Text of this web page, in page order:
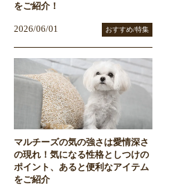
をご紹介！
2026/06/01 おすすめ/特集
マルチーズの気の強さは愛情深さ
の現れ！気になる性格としつけの
ポイント、あると便利なアイテム
をご紹介